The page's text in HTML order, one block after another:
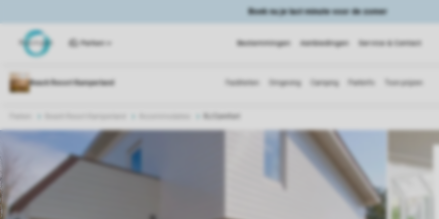
Boek nu je last minute voor de zomer
Parken Bestemmingen Aanbiedingen Service & Contact